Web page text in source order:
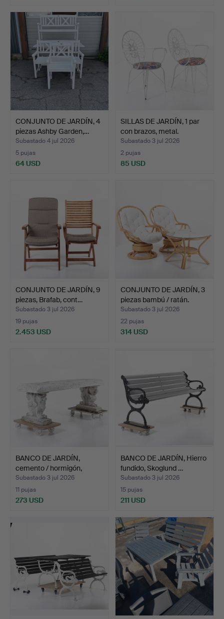
CONJUNTO DE JARDÍN, 4
piezas Ashby Garden,…
Subastado 4 jul 2026
5 pujas
64 USD
SILLAS DE JARDÍN, 1 par
con brazos, metal.
Subastado 3 jul 2026
2 pujas
85 USD
CONJUNTO DE JARDÍN, 9
piezas, Brafab, cont…
Subastado 3 jul 2026
19 pujas
2.453 USD
CONJUNTO DE JARDÍN, 3
piezas bambú / ratán.
Subastado 3 jul 2026
22 pujas
314 USD
BANCO DE JARDÍN,
cemento / hormigón,
patas…
Subastado 3 jul 2026
11 pujas
273 USD
BANCO DE JARDÍN, Hierro
fundido, Skoglund …
Subastado 3 jul 2026
15 pujas
211 USD